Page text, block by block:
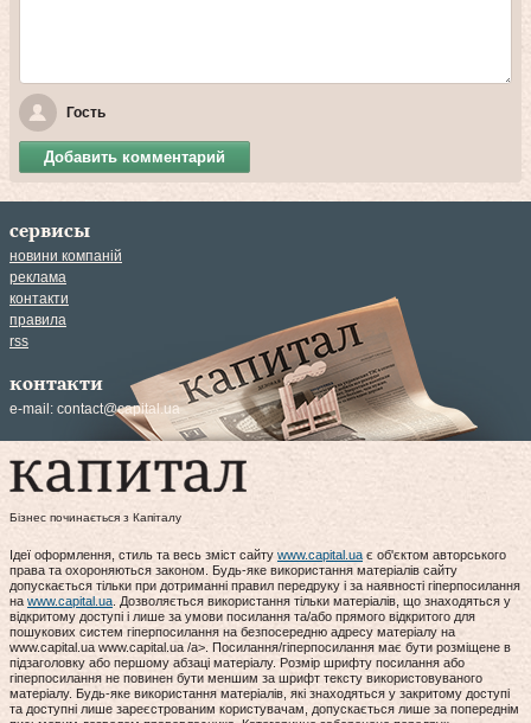
Гость
Добавить комментарий
сервисы
новини компаній
реклама
контакти
правила
rss
контакти
e-mail: contact@capital.ua
Бізнес починається з Капіталу
Ідеї оформлення, стиль та весь зміст сайту www.capital.uaє об'єктом авторського
права та охороняються законом. Будь-яке використання матеріалів сайту
допускається тільки при дотриманні правил передруку і за наявності гіперпосилання
на www.capital.ua. Дозволяється використання тільки матеріалів, що знаходяться у
відкритому доступі і лише за умови посилання та/або прямого відкритого для
пошукових систем гіперпосилання на безпосередню адресу матеріалу на
www.capital.ua www.capital.ua /a>. Посилання/гіперпосилання має бути розміщене в
підзаголовку або першому абзаці матеріалу. Розмір шрифту посилання або
гіперпосилання не повинен бути меншим за шрифт тексту використовуваного
матеріалу. Будь-яке використання матеріалів, які знаходяться у закритому доступі
та доступні лише зареєстрованим користувачам, допускається лише за попереднім